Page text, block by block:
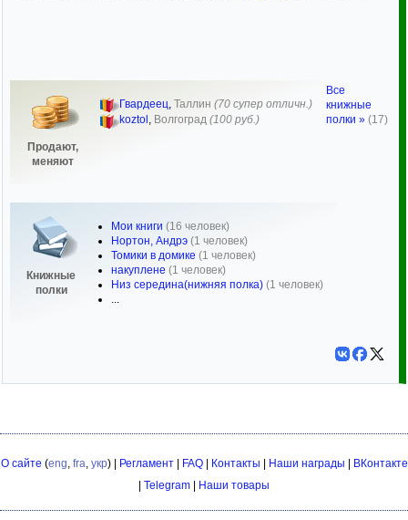
Продают,
меняют
Гвардеец, Таллин (70 супер отличн.)
koztol , Волгоград (100 руб.)
Книжные
полки
Мои книги (16 человек)
Нортон, Андрэ (1 человек)
Томики в домике (1 человек)
накуплене (1 человек)
Низ середина(нижняя полка) (1 человек)
...
Все
книжные
полки » (17)
О сайте (eng, fra, укр) | Регламент| FAQ| Контакты Наши награды
ВКонтакте
Telegram Наши товары